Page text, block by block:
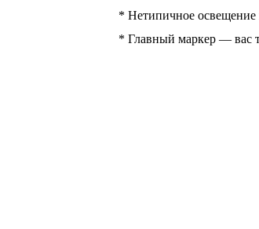
* Нетипичное освещение
* Главный маркер — вас